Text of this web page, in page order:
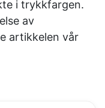
i trykkfargen.
av
artikkelen vår